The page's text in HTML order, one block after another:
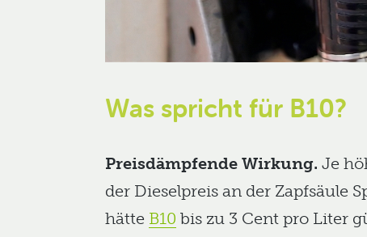
Was spricht für B10?
Preisdämpfende Wirkung. Je
der Dieselpreis an der Zapfsäule
hätte B10 bis zu 3 Cent pro Liter